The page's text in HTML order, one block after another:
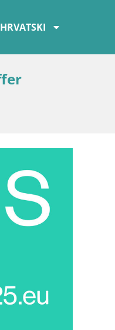
HRVATSKI